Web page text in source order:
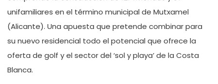
unifamiliares en el término municipal de Mutxamel
(Alicante). Una apuesta que pretende combinar para
su nuevo residencial todo el potencial que ofrece la
oferta de golf y el sector del ‘sol y playa’ de la Costa
Blanca.